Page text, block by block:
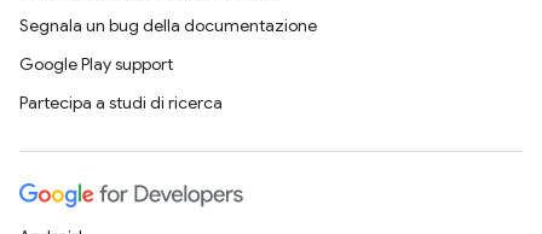
Segnala un bug della documentazione
Google Play support
Partecipa a studi di ricerca